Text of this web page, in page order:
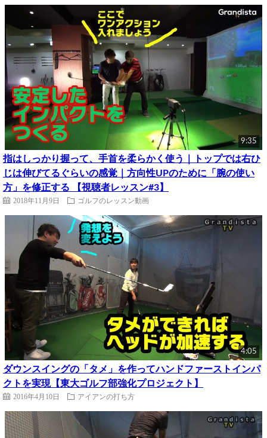
9:35
指はしっかり握って、手首を柔らかく使う｜トップでは右ひ
じは伸びてるぐらいの感覚｜方向性UPのために「腕の使い
方」を修正する 【視聴者レッスン#3】
2018年11月9日 ゴルフのレッスン動画
4:05
ダウンスイングの「タメ」を作ってハンドファーストインパ
クトを実現【東大ゴルフ部強化プロジェクト】
2016年4月10日 アイアンの打ち方